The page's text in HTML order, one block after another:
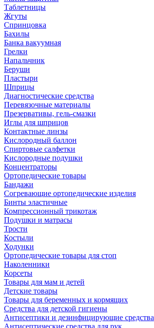
Таблетницы
Жгуты
Спринцовка
Бахилы
Банка вакуумная
Грелки
Напальчник
Беруши
Пластыри
Шприцы
Диагностические средства
Перевязочные материалы
Презервативы, гель-смазки
Иглы для шприцов
Контактные линзы
Кислородный баллон
Спиртовые салфетки
Кислородные подушки
Концентраторы
Ортопедические товары
Бандажи
Согревающие ортопедические изделия
Бинты эластичные
Компрессионный трикотаж
Подушки и матрасы
Трости
Костыли
Ходунки
Ортопедические товары для стоп
Наколенники
Корсеты
Товары для мам и детей
Детские товары
Товары для беременных и кормящих
Средства для детской гигиены
Антисептики и дезинфицирующие средства
Антисептические средства для рук